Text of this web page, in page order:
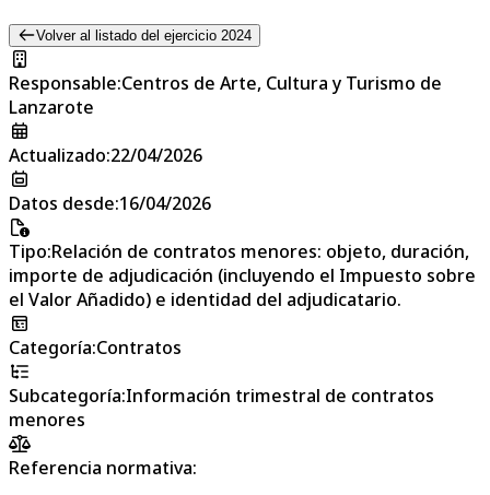
Volver al listado del ejercicio 2024
Responsable:Centros de Arte, Cultura y Turismo de
Lanzarote
Actualizado:22/04/2026
Datos desde:16/04/2026
Tipo:Relación de contratos menores: objeto, duración,
importe de adjudicación (incluyendo el Impuesto sobre
el Valor Añadido) e identidad del adjudicatario.
Categoría:Contratos
Subcategoría:Información trimestral de contratos
menores
Referencia normativa: